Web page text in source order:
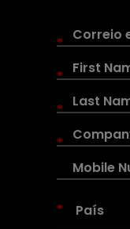
*
*
*
*
*